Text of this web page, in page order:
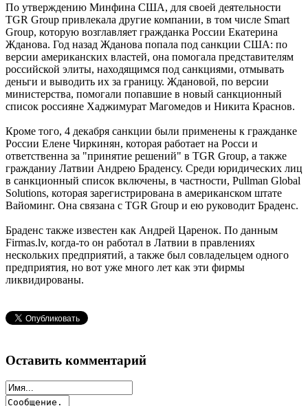
По утверждению Минфина США, для своей деятельности
TGR Group привлекала другие компании, в том числе Smart
Group, которую возглавляет гражданка России Екатерина
Жданова. Год назад Жданова попала под санкции США: по
версии американских властей, она помогала представителям
российской элиты, находящимся под санкциями, отмывать
деньги и выводить их за границу. Ждановой, по версии
министерства, помогали попавшие в новый санкционный
список россияне Хаджимурат Магомедов и Никита Краснов.
Кроме того, 4 декабря санкции были применены к гражданке
России Елене Чиркинян, которая работает на Росси и
ответственна за "принятие решений" в TGR Group, а также
гражданиу Латвии Андрею Браденсу. Среди юридических лиц
в санкционный список включены, в частности, Pullman Global
Solutions, которая зарегистрирована в американском штате
Вайоминг. Она связана с TGR Group и ею руководит Браденс.
Браденс также известен как Андрей Царенок. По данным
Firmas.lv, когда-то он работал в Латвии в правлениях
нескольких предприятий, а также был совладельцем одного
предприятия, но вот уже много лет как эти фирмы
ликвидированы.
Оставить комментарий